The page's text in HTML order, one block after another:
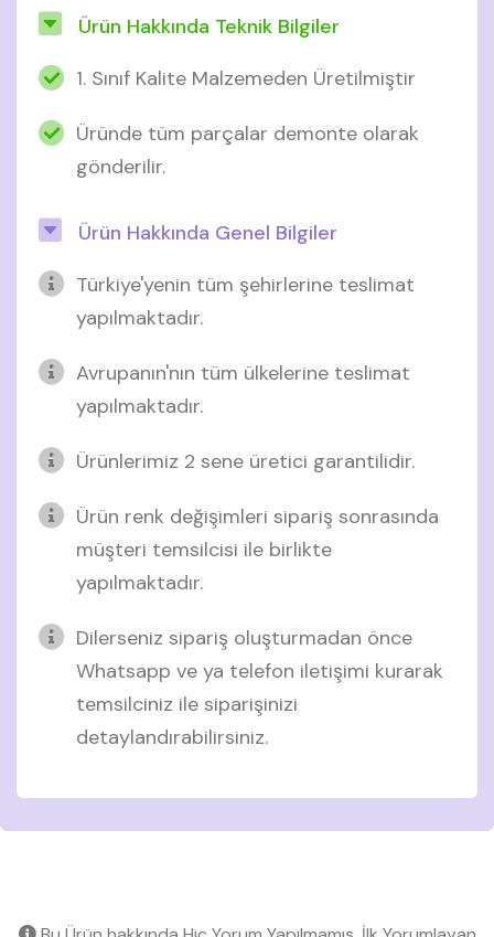
Ürün Hakkında Teknik Bilgiler
1. Sınıf Kalite Malzemeden Üretilmiştir
Üründe tüm parçalar demonte olarak
gönderilir.
Ürün Hakkında Genel Bilgiler
Türkiye'yenin tüm şehirlerine teslimat
yapılmaktadır.
Avrupanın'nın tüm ülkelerine teslimat
yapılmaktadır.
Ürünlerimiz 2 sene üretici garantilidir.
Ürün renk değişimleri sipariş sonrasında
müşteri temsilcisi ile birlikte
yapılmaktadır.
Dilerseniz sipariş oluşturmadan önce
Whatsapp ve ya telefon iletişimi kurarak
temsilciniz ile siparişinizi
detaylandırabilirsiniz.